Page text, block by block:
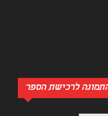
לרכישת הספר